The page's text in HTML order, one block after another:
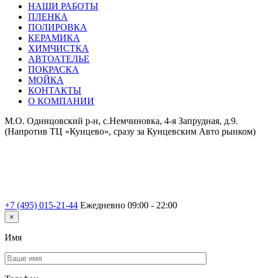
НАШИ РАБОТЫ
ПЛЕНКА
ПОЛИРОВКА
КЕРАМИКА
ХИМЧИСТКА
АВТОАТЕЛЬЕ
ПОКРАСКА
МОЙКА
КОНТАКТЫ
О КОМПАНИИ
М.О. Одинцовский р-н, с.Немчиновка, 4-я Запрудная, д.9.
(Напротив ТЦ «Кунцево», сразу за Кунцевским Авто рынком)
+7 (495) 015-21-44 Ежедневно 09:00 - 22:00
×
Имя